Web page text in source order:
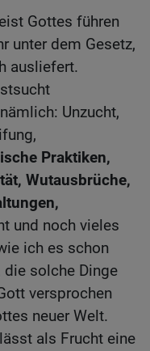
Gottes führen
unter dem Gesetz,
ausliefert.
Unzucht,
Praktiken,
Wutausbrüche,
und noch vieles
ich es schon
die solche Dinge
versprochen
neuer Welt.
als Frucht eine